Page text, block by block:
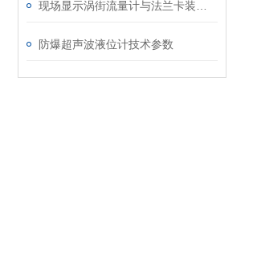
防爆超声波液位计技术参数